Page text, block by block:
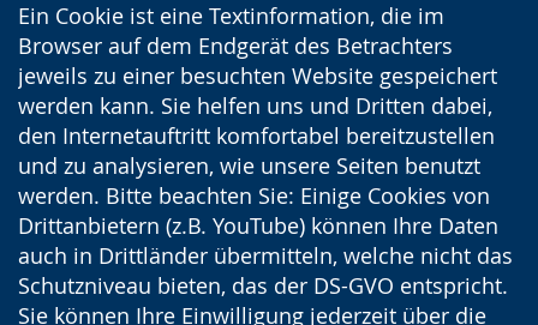
Ein Cookie ist eine Textinformation, die im
Browser auf dem Endgerät des Betrachters
jeweils zu einer besuchten Website gespeichert
werden kann. Sie helfen uns und Dritten dabei,
den Internetauftritt komfortabel bereitzustellen
und zu analysieren, wie unsere Seiten benutzt
werden. Bitte beachten Sie: Einige Cookies von
Drittanbietern (z.B. YouTube) können Ihre Daten
auch in Drittländer übermitteln, welche nicht das
Schutzniveau bieten, das der DS-GVO entspricht.
Sie können Ihre Einwilligung jederzeit über die